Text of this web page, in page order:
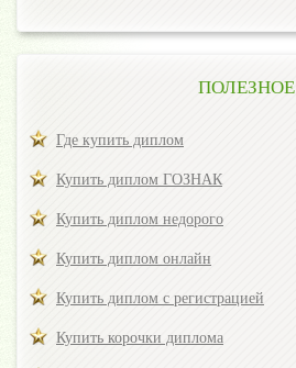
ПОЛЕЗНОЕ
Где купить диплом
Купить диплом ГОЗНАК
Купить диплом недорого
Купить диплом онлайн
Купить диплом с регистрацией
Купить корочки диплома